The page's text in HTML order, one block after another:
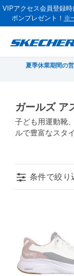
VIPアクセス会員登録
ポンプレゼント！ ※
夏季休業期間の
ガールズ ア
子ども用運動靴
ルで豊富なスタ
条件で絞り